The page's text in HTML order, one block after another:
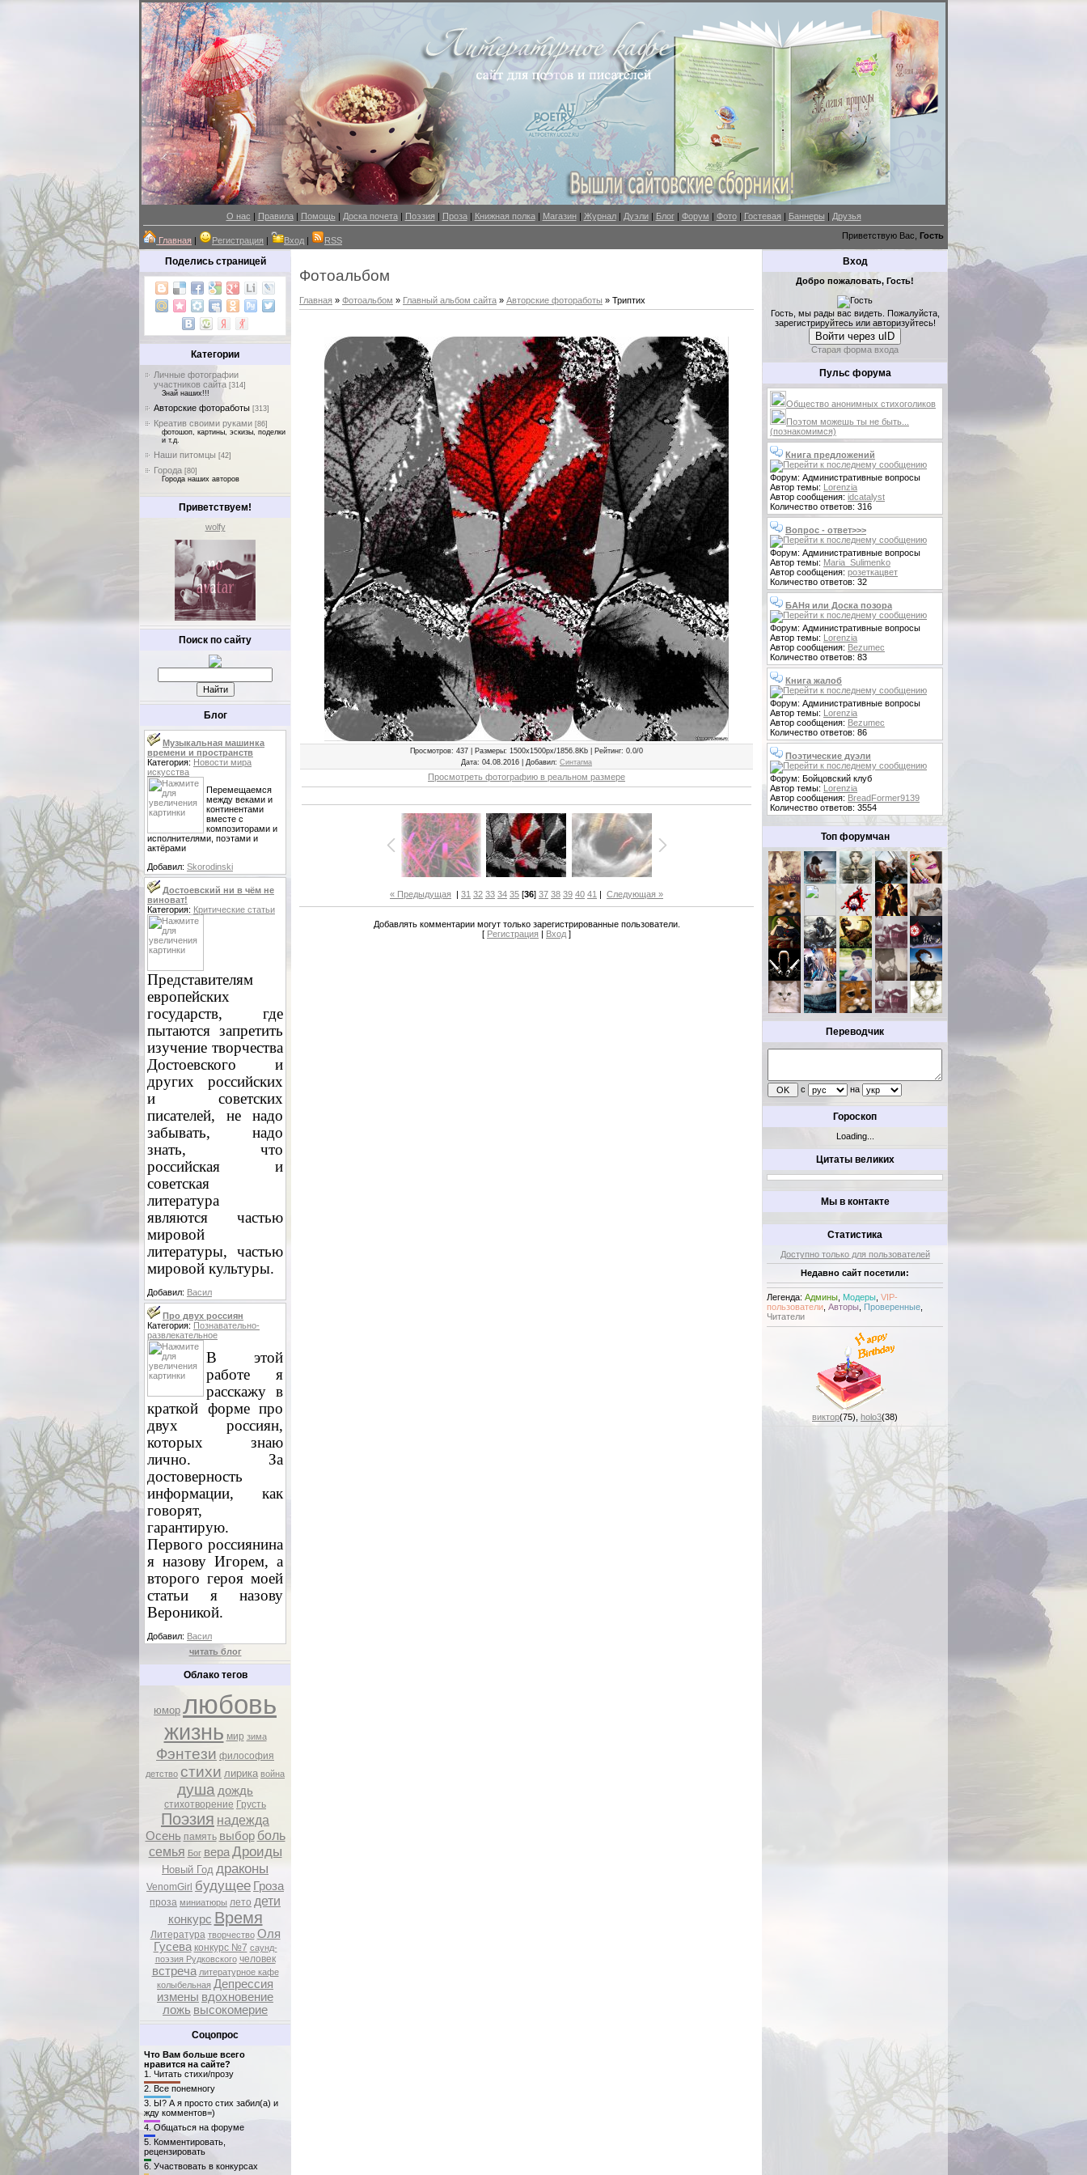
О нас | Правила| Помощь | Доска почета| Поэзия | Проза| Книжная полка| Магазин| Журнал| Дуэли| Блог| Форум | Фото| Гостевая | Баннеры | Друзья
Главная | Регистрация | Вход | RSS Приветствую Вас, Гость
Поделись страницей
Категории
Личные фотографии
участников сайта [314]
Знай наших!!!
Авторские фотоработы [313]
Креатив своими руками [86]
фотошоп, картины, эскизы, поделки
и т.д.
Наши питомцы [42]
Города [80]
Города наших авторов
Приветствуем!
wolfy
Поиск по сайту
Блог
Музыкальная машинка
времени и пространств
Категория: Новости мира
искусства
Перемещаемся
между веками и
континентами
вместе с
композиторами и
исполнителями, поэтами и
актёрами
Добавил: Skorodinski
Достоевский ни в чём не
виноват!
Категория: Критические статьи
Представителям
европейских
государств, где
пытаются запретить
изучение творчества
Достоевского и
других российских
и советских
писателей, не надо
забывать, надо
знать, что
российская и
советская
литература
являются частью
мировой
литературы, частью
мировой культуры.
Добавил: Васил
Про двух россиян
Категория: Познавательно-
развлекательное
В этой
работе я
расскажу в
краткой форме про
двух россиян,
которых знаю
лично. За
достоверность
информации, как
говорят,
гарантирую.
Первого россиянина
я назову Игорем, а
второго героя моей
статьи я назову
Вероникой.
Добавил: Васил
читать блог
Облако тегов
юмор любовь
жизнь мир зима
Фэнтези философия
детство стихи лирика война
душа дождь
стихотворение Грусть
Поэзия надежда
Осень память выбор боль
семья Бог вера Дроиды
Новый Год драконы
VenomGirl будущее Гроза
проза миниатюры лето дети
конкурс Время
Литература творчество Оля
Гусева конкурс №7 саунд-
поэзия Рудковского человек
встреча литературное кафе
колыбельная Депрессия
измены вдохновение
ложь высокомерие
Соцопрос
Что Вам больше всего
нравится на сайте?
1. Читать стихи/прозу
2. Все понемногу
3. Ы? А я просто стих забил(а) и
жду комментов=)
4. Общаться на форуме
5. Комментировать,
рецензировать
6. Участвовать в конкурсах
Фотоальбом
Главная » Фотоальбом » Главный альбом сайта » Авторские фотоработы » Триптих
Просмотров: 437 | Размеры: 1500x1500px/1856.8Kb | Рейтинг: 0.0/0
Дата: 04.08.2016 | Добавил: Синтагма
Просмотреть фотографию в реальном размере
« Предыдущая 31 32 33 34 35 [36] 37 38 39 40 41 Следующая »
Добавлять комментарии могут только зарегистрированные пользователи.
[ Регистрация | Вход ]
Вход
Добро пожаловать, Гость!
Гость, мы рады вас видеть. Пожалуйста,
зарегистрируйтесь или авторизуйтесь!
Войти через uID
Старая форма входа
Пульс форума
Общество анонимных стихоголиков
Поэтом можешь ты не быть...
(познакомимся)
Книга предложений
Форум: Административные вопросы
Автор темы: Lorenzia
Автор сообщения: idcatalyst
Количество ответов: 316
Вопрос - ответ>>>
Форум: Административные вопросы
Автор темы: Maria_Sulimenko
Автор сообщения: розеткацвет
Количество ответов: 32
БАНя или Доска позора
Форум: Административные вопросы
Автор темы: Lorenzia
Автор сообщения: Bezumec
Количество ответов: 83
Книга жалоб
Форум: Административные вопросы
Автор темы: Lorenzia
Автор сообщения: Bezumec
Количество ответов: 86
Поэтические дуэли
Форум: Бойцовский клуб
Автор темы: Lorenzia
Автор сообщения: BreadFormer9139
Количество ответов: 3554
Топ форумчан
Переводчик
с на
Гороскоп
Loading...
Цитаты великих
Мы в контакте
Статистика
Доступно только для пользователей
Недавно сайт посетили:
Легенда: Админы Модеры VIP-
пользователи Авторы Проверенные
Читатели
виктор(75) holo3(38)